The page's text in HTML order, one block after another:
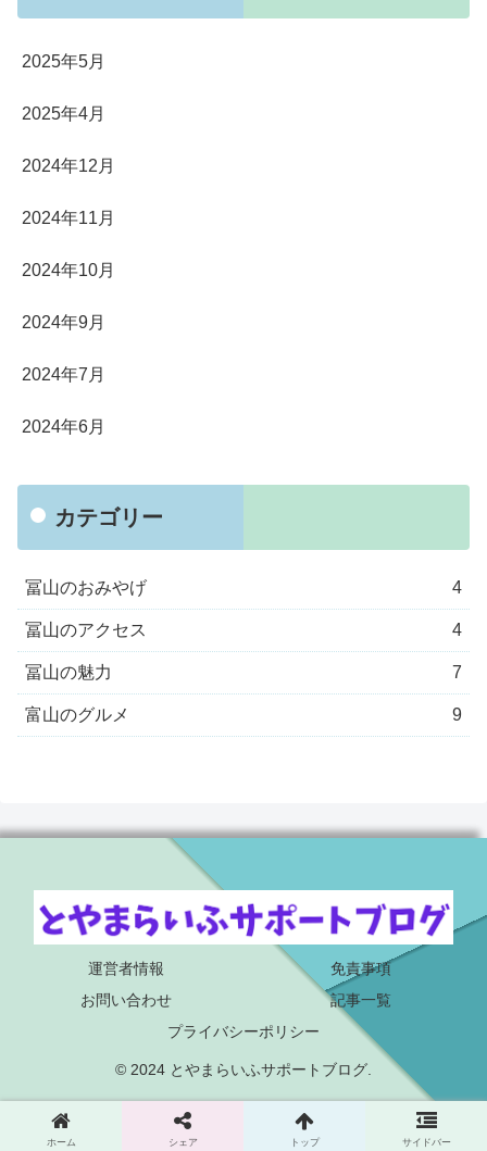
2025年5月
2025年4月
2024年12月
2024年11月
2024年10月
2024年9月
2024年7月
2024年6月
カテゴリー
冨山のおみやげ 4
冨山のアクセス 4
冨山の魅力 7
富山のグルメ 9
運営者情報
免責事項
お問い合わせ
記事一覧
プライバシーポリシー
© 2024 とやまらいふサポートブログ.
ホーム シェア トップ サイドバー